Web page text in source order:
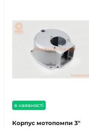
в наявності
Корпус мотопомпи 3"